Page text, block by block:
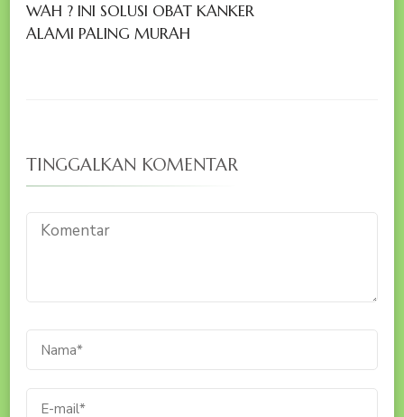
WAH ? INI SOLUSI OBAT KANKER
ALAMI PALING MURAH
TINGGALKAN KOMENTAR